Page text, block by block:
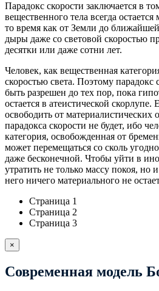
Парадокс скорости заключается в
вещественного тела всегда
то время как от Земли до
дыры даже со световой скоростью
десятки или даже сотни лет.
Человек, как вещественная
скоростью света. Поэтому парадокс
быть разрешен до тех пор, пока
остается в атеистической скорлупе.
освободить от материалистических
парадокса скорости не будет, ибо
категория, освобожденная от
может перемещаться со сколь
даже бесконечной. Чтобы уйти в
утратить не только массу покоя, но
него ничего материального не
Страница 1
Страница 2
Страница 3
×
Современная модель